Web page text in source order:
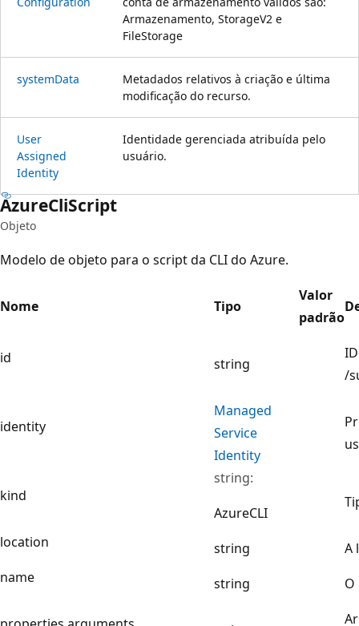
Armazenamento, StorageV2 e
FileStorage
systemData
Metadados relativos à criação e última
modificação do recurso.
User
Assigned
Identity
Identidade gerenciada atribuída pelo
usuário.
AzureCliScript
Objeto
Modelo de objeto para o script da CLI do Azure.
Nome Tipo
Valor
padrão
id string
/
identity
Managed
Service
Identity
kind
string:
AzureCLI
location string
A
name
string